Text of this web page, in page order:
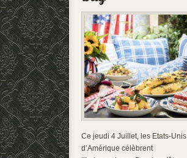
Ce jeudi 4 Juillet, les Etats-Unis
d’Amérique célèbrent